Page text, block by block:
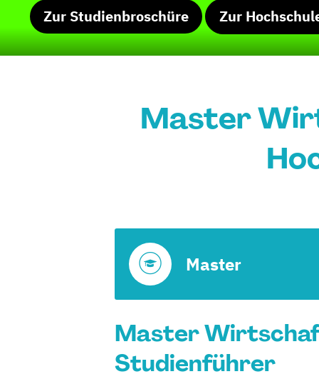
Zur Studienbroschüre Zur
Master
Master
Master
Studienführer